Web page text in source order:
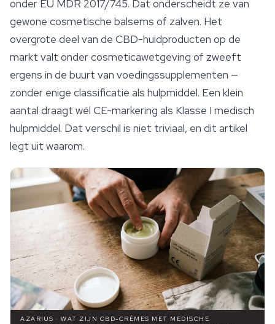
onder EU MDR 2017/745. Dat onderscheidt ze van
gewone cosmetische balsems of zalven. Het
overgrote deel van de CBD-huidproducten op de
markt valt onder cosmeticawetgeving of zweeft
ergens in de buurt van voedingssupplementen —
zonder enige classificatie als hulpmiddel. Een klein
aantal draagt wél CE-markering als Klasse I medisch
hulpmiddel. Dat verschil is niet triviaal, en dit artikel
legt uit waarom.
AZARIUS · WAT ZIJN CBD-CRÈMES MET MEDISCHE